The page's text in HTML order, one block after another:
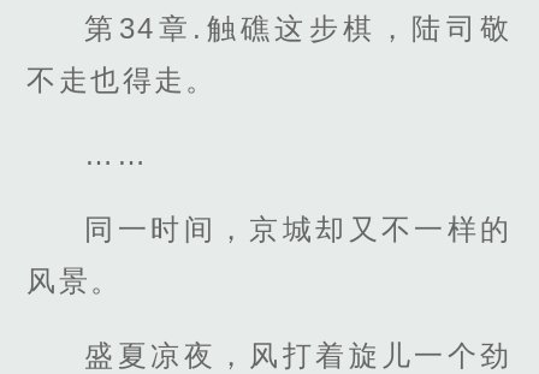
第34章.触礁这步棋，陆司敬
不走也得走。
……
同一时间，京城却又不一样的
风景。
盛夏凉夜，风打着旋儿一个劲